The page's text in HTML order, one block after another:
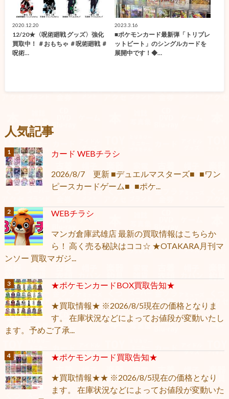
2020.12.20
12/20★〈呪術廻戦 グッズ〉強化
買取中！ ＃おもちゃ ＃呪術廻戦 ＃
呪術…
2023.3.16
■ポケモンカード最新弾「トリプレ
ットビート」のシングルカードを
展開中です！◆…
人気記事
カード WEBチラシ
2026/8/7 更新 ■デュエルマスターズ■ ■ワン
ピースカードゲーム■ ■ポケ...
WEBチラシ
マンガ倉庫武雄店 最新の買取情報はこちらか
ら！ 高く売る秘訣はココ☆ ★OTAKARA月刊マ
ンソー 買取マガジ...
★ポケモンカードBOX買取告知★
★買取情報★ ※2026/8/5現在の価格となりま
す。 在庫状況などによってお値段が変動いたし
ます。予めご了承...
★ポケモンカード買取告知★
★買取情報★★ ※2026/8/5現在の価格となり
ます。 在庫状況などによってお値段が変動いた